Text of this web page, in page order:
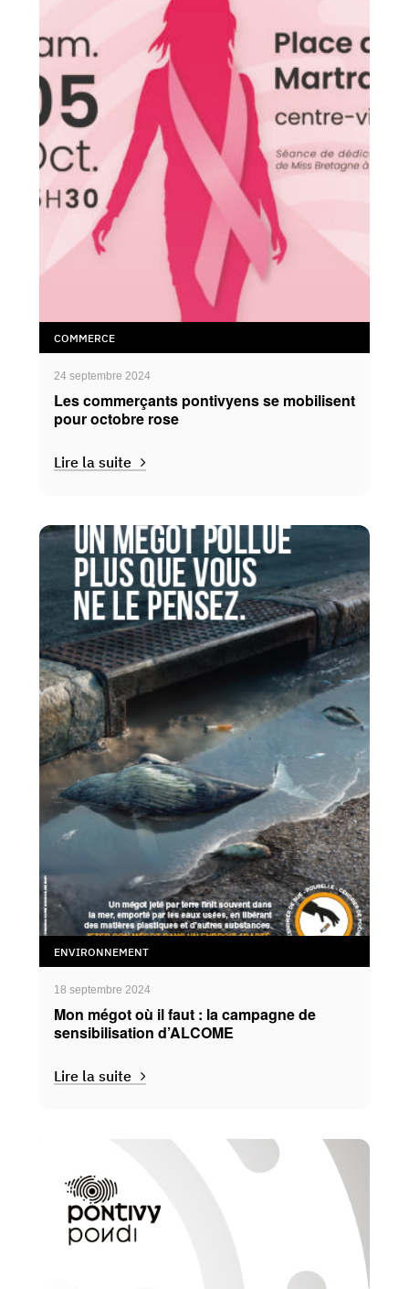
COMMERCE
24 septembre 2024
Les commerçants pontivyens se mobilisent
pour octobre rose
Lire la suite
ENVIRONNEMENT
18 septembre 2024
Mon mégot où il faut : la campagne de
sensibilisation d’ALCOME
Lire la suite